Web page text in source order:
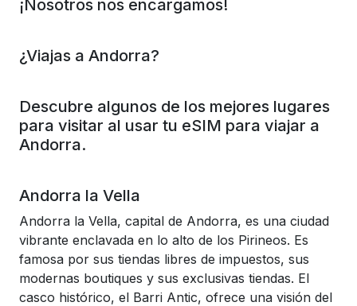
¡Nosotros nos encargamos!
¿Viajas a Andorra?
Descubre algunos de los mejores lugares
para visitar al usar tu eSIM para viajar a
Andorra.
Andorra la Vella
Andorra la Vella, capital de Andorra, es una ciudad
vibrante enclavada en lo alto de los Pirineos. Es
famosa por sus tiendas libres de impuestos, sus
modernas boutiques y sus exclusivas tiendas. El
casco histórico, el Barri Antic, ofrece una visión del